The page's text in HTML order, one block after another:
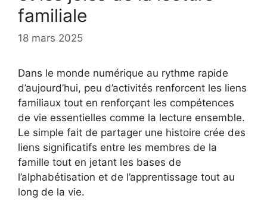
familiale
18 mars 2025
Dans le monde numérique au rythme rapide
d’aujourd’hui, peu d’activités renforcent les liens
familiaux tout en renforçant les compétences
de vie essentielles comme la lecture ensemble.
Le simple fait de partager une histoire crée des
liens significatifs entre les membres de la
famille tout en jetant les bases de
l’alphabétisation et de l’apprentissage tout au
long de la vie.